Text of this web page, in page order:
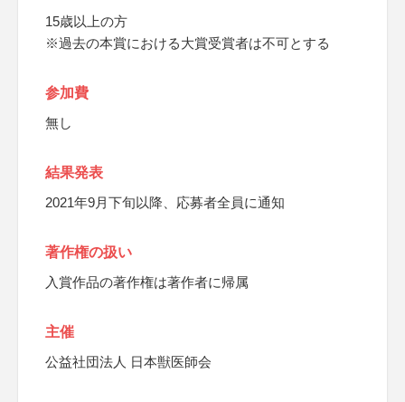
15歳以上の方
※過去の本賞における大賞受賞者は不可とする
参加費
無し
結果発表
2021年9月下旬以降、応募者全員に通知
著作権の扱い
入賞作品の著作権は著作者に帰属
主催
公益社団法人 日本獣医師会